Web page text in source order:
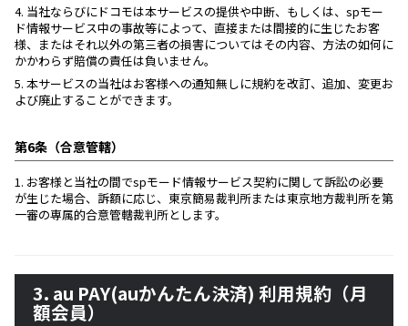
4. 当社ならびにドコモは本サービスの提供や中断、もしくは、spモー
ド情報サービス中の事故等によって、直接または間接的に生じたお客
様、またはそれ以外の第三者の損害についてはその内容、方法の如何に
かかわらず賠償の責任は負いません。
5. 本サービスの当社はお客様への通知無しに規約を改訂、追加、変更お
よび廃止することができます。
第6条（合意管轄）
1. お客様と当社の間でspモード情報サービス契約に関して訴訟の必要
が生じた場合、訴額に応じ、東京簡易裁判所または東京地方裁判所を第
一審の専属的合意管轄裁判所とします。
3. au PAY(auかんたん決済) 利用規約（月
額会員）